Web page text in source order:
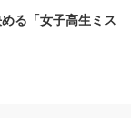
る「女子高生ミス